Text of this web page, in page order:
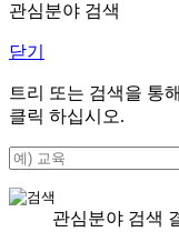
관심분야 검색
닫기
트리 또는 검색을 통
클릭 하십시오.
관심분야 검색